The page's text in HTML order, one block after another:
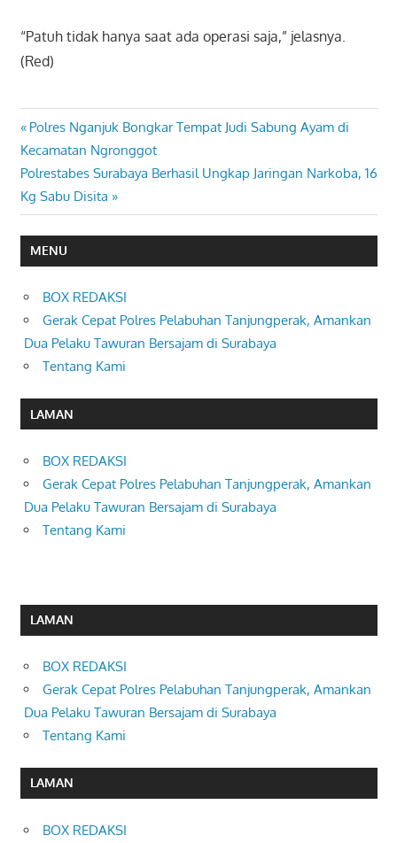
“Patuh tidak hanya saat ada operasi saja,” jelasnya.
(Red)
Navigasi
pos
Previous
Post:
Polres Nganjuk Bongkar Tempat Judi Sabung Ayam di
Kecamatan Ngronggot
Next
Post:
Polrestabes Surabaya Berhasil Ungkap Jaringan Narkoba, 16
Kg Sabu Disita
MENU
BOX REDAKSI
Gerak Cepat Polres Pelabuhan Tanjungperak, Amankan
Dua Pelaku Tawuran Bersajam di Surabaya
Tentang Kami
LAMAN
BOX REDAKSI
Gerak Cepat Polres Pelabuhan Tanjungperak, Amankan
Dua Pelaku Tawuran Bersajam di Surabaya
Tentang Kami
LAMAN
BOX REDAKSI
Gerak Cepat Polres Pelabuhan Tanjungperak, Amankan
Dua Pelaku Tawuran Bersajam di Surabaya
Tentang Kami
LAMAN
BOX REDAKSI